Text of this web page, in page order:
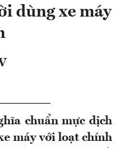
dùng xe máy
chuẩn mực dịch
máy với loạt chính